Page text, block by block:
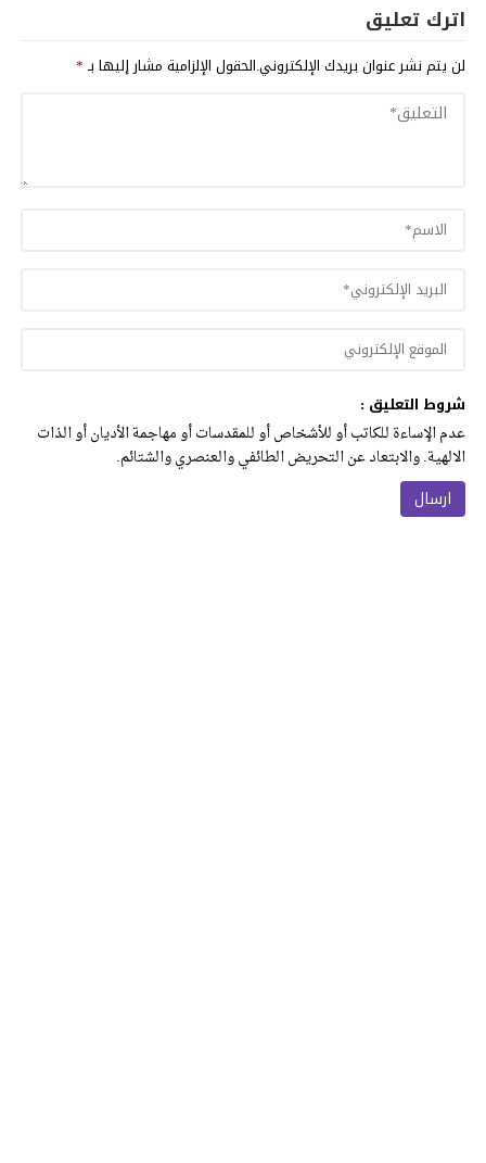
اترك تعليق
لن يتم نشر عنوان بريدك الإلكتروني.الحقول الإلزامية مشار إليها بـ*
شروط التعليق :
عدم الإساءة للكاتب أو للأشخاص أو للمقدسات أو مهاجمة الأديان أو الذات
الالهية. والابتعاد عن التحريض الطائفي والعنصري والشتائم.